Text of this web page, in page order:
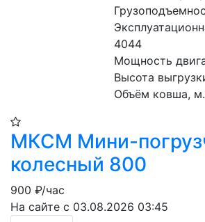
4044
Мощность
Высота
Объём ковша,
МКСМ Мини-
колесный 800
900 ₽/час
На сайте с 03.08.2026 03:45